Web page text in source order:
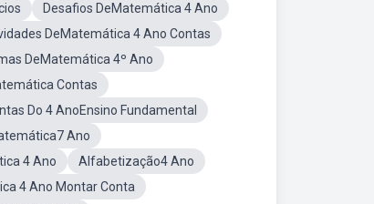
Desafios DeMatemática 4 Ano
DeMatemática 4 Ano Contas
DeMatemática 4º Ano
Contas
Do 4 AnoEnsino Fundamental
Ano
4 Ano
Alfabetização4 Ano
4 Ano Montar Conta